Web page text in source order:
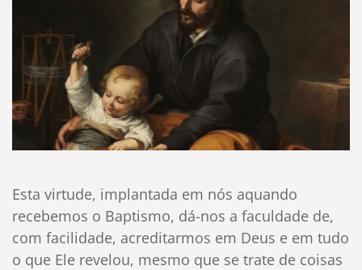
Esta virtude, implantada em nós aquando
recebemos o Baptismo, dá-nos a faculdade de,
com facilidade, acreditarmos em Deus e em tudo
o que Ele revelou, mesmo que se trate de coisas